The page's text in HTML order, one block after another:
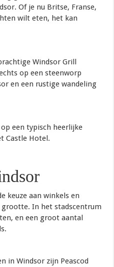
Of je nu Britse, Franse,
wilt eten, het kan
Windsor Grill
op een steenworp
en een rustige wandeling
een typisch heerlijke
Castle Hotel.
keuze aan winkels en
grootte. In het stadscentrum
en een groot aantal
in Windsor zijn Peascod